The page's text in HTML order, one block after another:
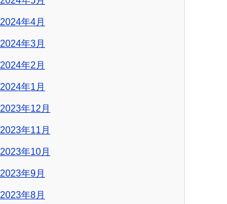
2024年4月
2024年3月
2024年2月
2024年1月
2023年12月
2023年11月
2023年10月
2023年9月
2023年8月